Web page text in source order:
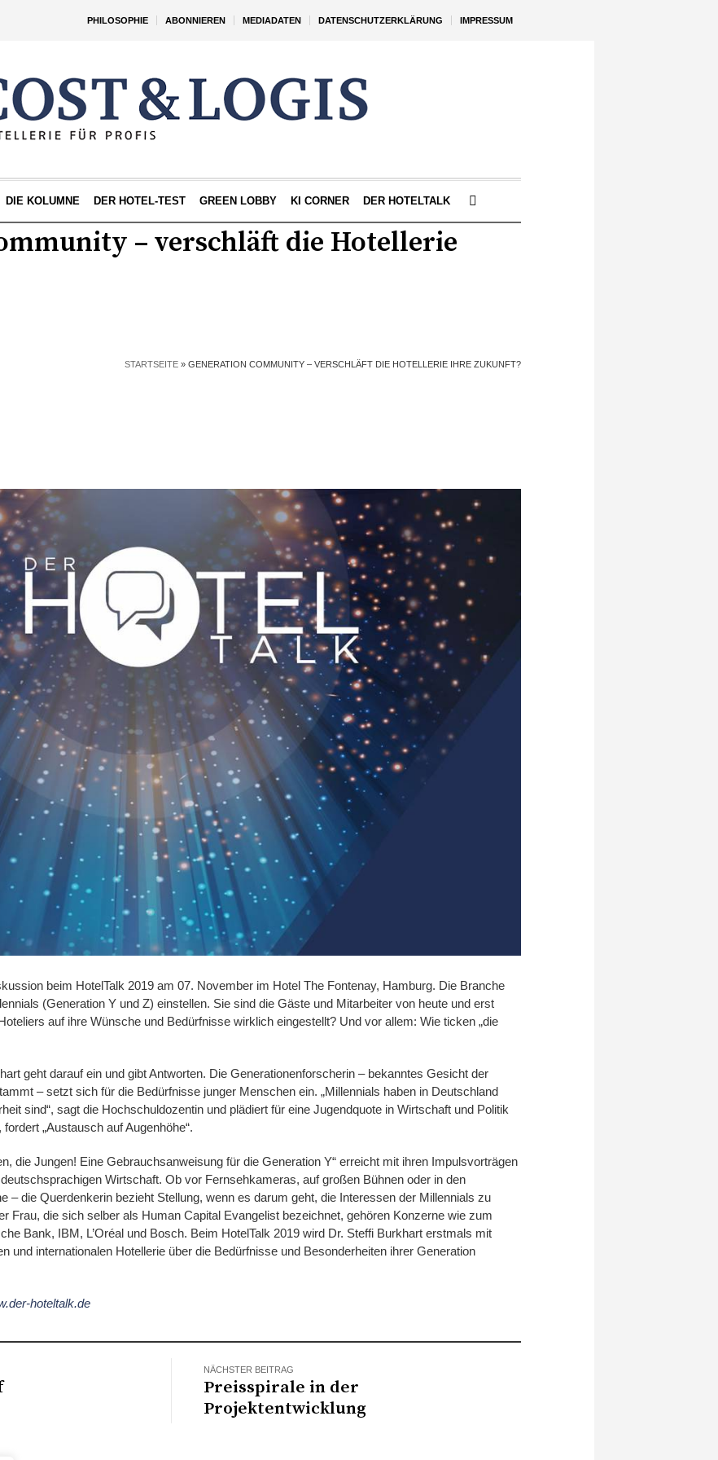
PHILOSOPHIE ABONNIEREN MEDIADATEN DATENSCHUTZERKLÄRUNG IMPRESSUM
DIE KOLUMNE DER HOTEL-TEST GREEN LOBBY KI CORNER DER HOTELTALK
– verschläft die Hotellerie
STARTSEITE » GENERATION COMMUNITY – VERSCHLÄFT DIE HOTELLERIE IHRE ZUKUNFT?
beim HotelTalk 2019 am 07. November im Hotel The Fontenay, Hamburg. Die Branche
(Generation Y und Z) einstellen. Sie sind die Gäste und Mitarbeiter von heute und erst
auf ihre Wünsche und Bedürfnisse wirklich eingestellt? Und vor allem: Wie ticken „die
geht darauf ein und gibt Antworten. Die Generationenforscherin – bekanntes Gesicht der
– setzt sich für die Bedürfnisse junger Menschen ein. „Millennials haben in Deutschland
sind“, sagt die Hochschuldozentin und plädiert für eine Jugendquote in Wirtschaft und Politik
„Austausch auf Augenhöhe“.
die Jungen! Eine Gebrauchsanweisung für die Generation Y“ erreicht mit ihren Impulsvorträgen
Wirtschaft. Ob vor Fernsehkameras, auf großen Bühnen oder in den
– die Querdenkerin bezieht Stellung, wenn es darum geht, die Interessen der Millennials zu
Frau, die sich selber als Human Capital Evangelist bezeichnet, gehören Konzerne wie zum
Bank, IBM, L’Oréal und Bosch. Beim HotelTalk 2019 wird Dr. Steffi Burkhart erstmals mit
und internationalen Hotellerie über die Bedürfnisse und Besonderheiten ihrer Generation
hoteltalk.de
NÄCHSTER BEITRAG
Preisspirale in der
Projektentwicklung